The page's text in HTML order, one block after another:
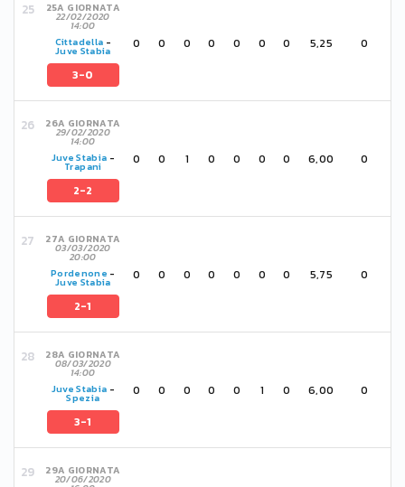
25A GIORNATA
22/02/2020
14:00
Cittadella -
Juve Stabia
3-0
0 0 0 0 0 0 0 5,25 0
26A GIORNATA
29/02/2020
14:00
Juve Stabia -
Trapani
2-2
0 0 1 0 0 0 0 6,00 0
27A GIORNATA
03/03/2020
20:00
Pordenone -
Juve Stabia
2-1
0 0 0 0 0 0 0 5,75 0
28A GIORNATA
08/03/2020
14:00
Juve Stabia -
Spezia
3-1
0 0 0 0 0 1 0 6,00 0
29A GIORNATA
20/06/2020